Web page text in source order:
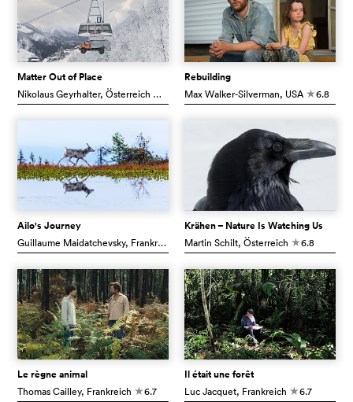
Matter Out of Place
Nikolaus Geyrhalter, Österreich
Rebuilding
Max Walker-Silverman, USA c6.8
Ailo's Journey
Guillaume Maidatchevsky, Frankreich c6.8
Krähen – Nature Is Watching Us
Martin Schilt, Österreich c6.8
Le règne animal
Thomas Cailley, Frankreich c6.7
Il était une forêt
Luc Jacquet, Frankreich c6.7